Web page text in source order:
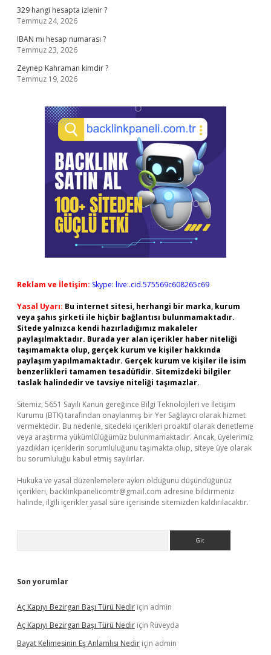
329 hangi hesapta izlenir ?
Temmuz 24, 2026
IBAN mı hesap numarası ?
Temmuz 23, 2026
Zeynep Kahraman kimdir ?
Temmuz 19, 2026
Reklam ve İletişim: Skype: live:.cid.575569c608265c69
Yasal Uyarı: Bu internet sitesi, herhangi bir marka, kurum
veya şahıs şirketi ile hiçbir bağlantısı bulunmamaktadır.
Sitede yalnızca kendi hazırladığımız makaleler
paylaşılmaktadır. Burada yer alan içerikler haber niteliği
taşımamakta olup, gerçek kurum ve kişiler hakkında
paylaşım yapılmamaktadır. Gerçek kurum ve kişiler ile isim
benzerlikleri tamamen tesadüfidir. Sitemizdeki bilgiler
taslak halindedir ve tavsiye niteliği taşımazlar.
Sitemiz, 5651 Sayılı Kanun gereğince Bilgi Teknolojileri ve İletişim
Kurumu (BTK) tarafından onaylanmış bir Yer Sağlayıcı olarak hizmet
vermektedir. Bu nedenle, sitedeki içerikleri proaktif olarak denetleme
veya araştırma yükümlülüğümüz bulunmamaktadır. Ancak, üyelerimiz
yazdıkları içeriklerin sorumluluğunu taşımakta olup, siteye üye olarak
bu sorumluluğu kabul etmiş sayılırlar.
Hukuka ve yasal düzenlemelere aykırı olduğunu düşündüğünüz
içerikleri, backlinkpanelicomtr@gmail.com adresine bildirmeniz
halinde, ilgili içerikler yasal süre içerisinde sitemizden kaldırılacaktır.
Son yorumlar
Aç Kapıyı Bezirgan Başı Türü Nedir için admin
Aç Kapıyı Bezirgan Başı Türü Nedir için Rüveyda
Bayat Kelimesinin Eş Anlamlısı Nedir için admin